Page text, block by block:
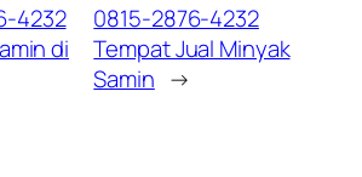
4232
di
0815-2876-4232
Tempat Jual Minyak
Samin →